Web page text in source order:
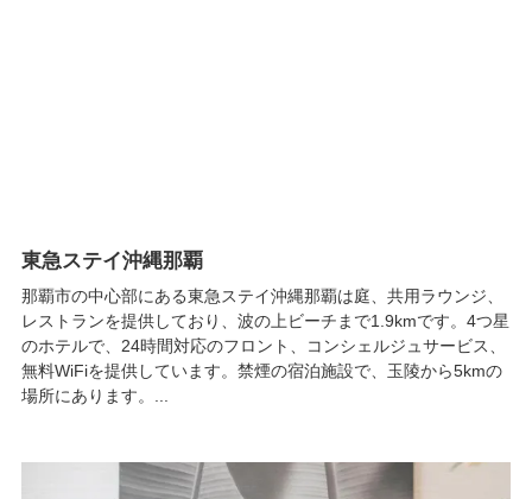
東急ステイ沖縄那覇
那覇市の中心部にある東急ステイ沖縄那覇は庭、共用ラウンジ、
レストランを提供しており、波の上ビーチまで1.9kmです。4つ星
のホテルで、24時間対応のフロント、コンシェルジュサービス、
無料WiFiを提供しています。禁煙の宿泊施設で、玉陵から5kmの
場所にあります。...